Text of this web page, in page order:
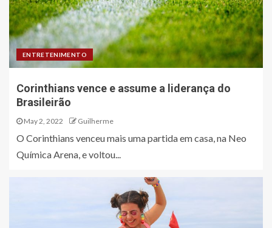
ENTRETENIMENTO
Corinthians vence e assume a liderança do
Brasileirão
May 2, 2022 Guilherme
O Corinthians venceu mais uma partida em casa, na Neo
Química Arena, e voltou...